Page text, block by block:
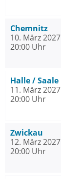
Chemnitz
10. März 2027
20:00 Uhr
Halle / Saale
11. März 2027
20:00 Uhr
Zwickau
12. März 2027
20:00 Uhr